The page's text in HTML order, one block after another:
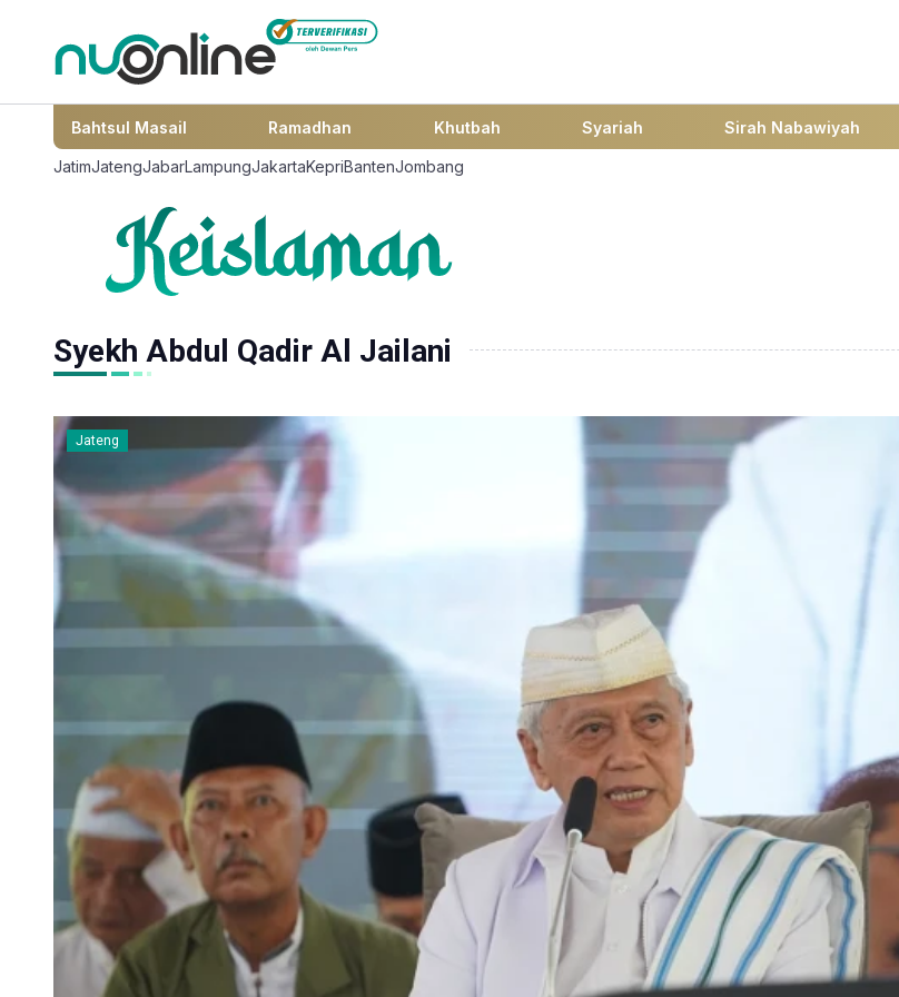
Bahtsul Masail Ramadhan Khutbah Syariah Sirah Nabawiyah
JatimJatengJabarLampungJakartaKepriBantenJombang
Syekh Abdul Qadir Al Jailani
Jateng
Rais ‘Ali JATMAN: Gelar Haul Orang Saleh Datangkan Rahmat Allah
KH Achmad Chalwani Nawawi menegaskan pentingnya memperingati haul orang-orang saleh
Senin, 6 Oktober 2025 | 21:00 WIB
Syekh Afeefuddin Apresiasi 20 Ribu Muslimat Ikuti Ijazah Manaqib Syekh Abdul Qodir Al-Jaelani
Rabu, 12 Februari 2025 | 16:00 WIB
Jatim
Keistimewaan Tafsir Al-Jailani menurut Syekh Muhammad Fadhil
Ahad, 15 Desember 2024 | 08:00 WIB
Tasawuf/Akhlak